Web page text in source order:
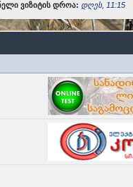
ვიზიტის დროა: დღეს, 11:15